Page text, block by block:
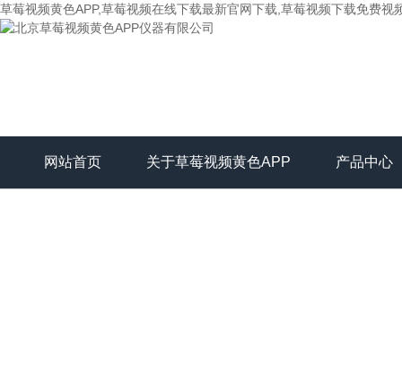
草莓视频黄色APP,草莓视频在线下载最新官网下载,草莓视频下载免费视
网站首页 关于草莓视频黄色APP 产品中心